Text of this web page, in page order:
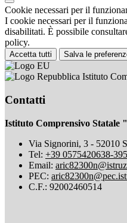
Cookie necessari per il
I cookie necessari per il
disabilitati. È possibile
policy.
Accetta tutti Salva le
Istituto
Contatti
Istituto Comprensivo Statale
Via Signorini, 3 - 52010
Tel: +39 0575420638-
Email:
PEC:
C.F.: 92002460514